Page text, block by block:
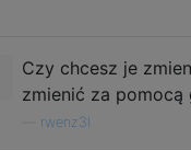
Czy chcesz je
zmienić za pomocą
rwenz3l